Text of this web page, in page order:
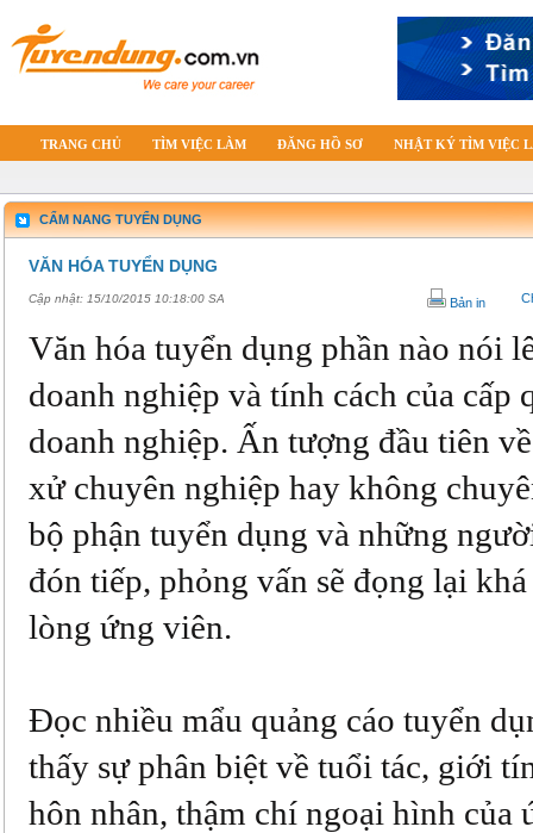
TRANG CHỦ TÌM VIỆC LÀM ĐĂNG HỒ SƠ NHẬT KÝ TÌM VIỆC
CẨM NANG TUYỂN DỤNG
VĂN HÓA TUYỂN DỤNG
Cập nhật: 15/10/2015 10:18:00 SA Bản in
Văn hóa tuyển dụng phần nào nói
doanh nghiệp và tính cách của cấp
doanh nghiệp. Ấn tượng đầu tiên
xử chuyên nghiệp hay không
bộ phận tuyển dụng và những
đón tiếp, phỏng vấn sẽ đọng lại
lòng ứng viên.
Đọc nhiều mẩu quảng cáo tuyển
thấy sự phân biệt về tuổi tác, giới
hôn nhân, thậm chí ngoại hình của